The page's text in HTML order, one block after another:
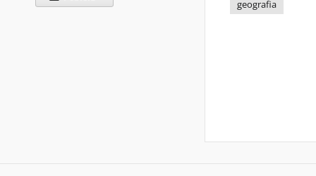
geografia